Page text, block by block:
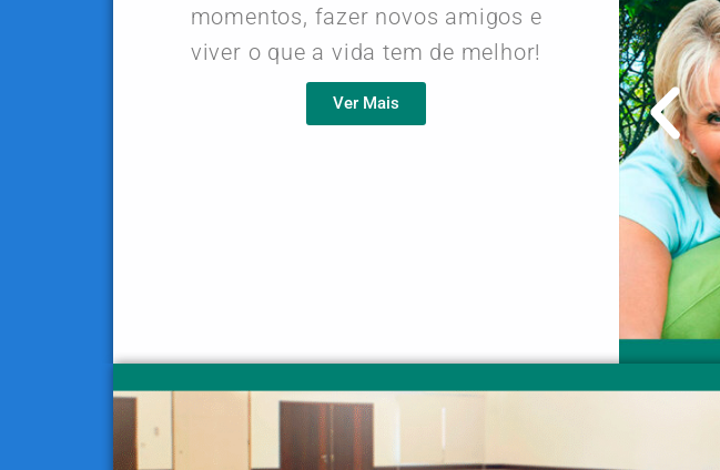
momentos, fazer novos amigos e
viver o que a vida tem de melhor!
Ver Mais